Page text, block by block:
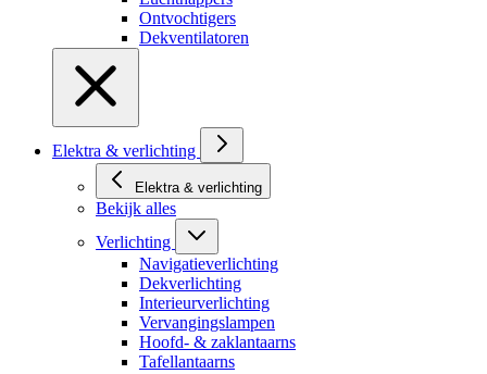
Ontvochtigers
Dekventilatoren
Elektra & verlichting
Elektra & verlichting
Bekijk alles
Verlichting
Navigatieverlichting
Dekverlichting
Interieurverlichting
Vervangingslampen
Hoofd- & zaklantaarns
Tafellantaarns